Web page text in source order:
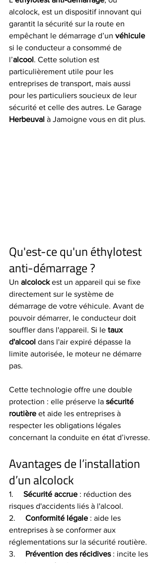
alcolock, est un dispositif innovant qui
garantit la sécurité sur la route en
empêchant le démarrage d’un véhicule
si le conducteur a consommé de
l’alcool. Cette solution est
particulièrement utile pour les
entreprises de transport, mais aussi
pour les particuliers soucieux de leur
sécurité et celle des autres. Le Garage
Herbeuval à Jamoigne vous en dit plus.
Qu'est-ce qu'un éthylotest
anti-démarrage ?
Un alcolock est un appareil qui se fixe
directement sur le système de
démarrage de votre véhicule. Avant de
pouvoir démarrer, le conducteur doit
souffler dans l'appareil. Si le taux
d'alcool dans l'air expiré dépasse la
limite autorisée, le moteur ne démarre
pas.
Cette technologie offre une double
protection : elle préserve la sécurité
routière et aide les entreprises à
respecter les obligations légales
concernant la conduite en état d’ivresse.
Avantages de l’installation
d’un alcolock
1. Sécurité accrue : réduction des
risques d'accidents liés à l'alcool.
2. Conformité légale : aide les
entreprises à se conformer aux
réglementations sur la sécurité routière.
3. Prévention des récidives : incite les